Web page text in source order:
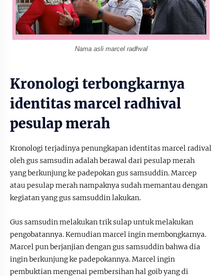
Nama asli marcel radhval
Kronologi terbongkarnya
identitas marcel radhival
pesulap merah
Kronologi terjadinya penungkapan identitas marcel radival
oleh gus samsudin adalah berawal dari pesulap merah
yang berkunjung ke padepokan gus samsuddin. Marcep
atau pesulap merah nampaknya sudah memantau dengan
kegiatan yang gus samsuddin lakukan.
Gus samsudin melakukan trik sulap untuk melakukan
pengobatannya. Kemudian marcel ingin membongkarnya.
Marcel pun berjanjian dengan gus samsuddin bahwa dia
ingin berkunjung ke padepokannya. Marcel ingin
pembuktian mengenai pembersihan hal goib yang di